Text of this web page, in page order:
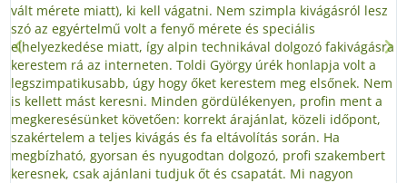
vált mérete miatt), ki kell vágatni. Nem szimpla kivágásról lesz
szó az egyértelmű volt a fenyő mérete és speciális
elhelyezkedése miatt, így alpin technikával dolgozó fakivágásra
kerestem rá az interneten. Toldi György úrék honlapja volt a
legszimpatikusabb, úgy hogy őket kerestem meg elsőnek. Nem
is kellett mást keresni. Minden gördülékenyen, profin ment a
megkeresésünket követően: korrekt árajánlat, közeli időpont,
szakértelem a teljes kivágás és fa eltávolítás során. Ha
megbízható, gyorsan és nyugodtan dolgozó, profi szakembert
keresnek, csak ajánlani tudjuk őt és csapatát. Mi nagyon